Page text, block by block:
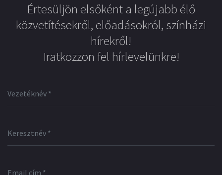
Értesüljön elsőként a legújabb élő
közvetítésekről, előadásokról, színházi
hírekről!
Iratkozzon fel hírlevelünkre!